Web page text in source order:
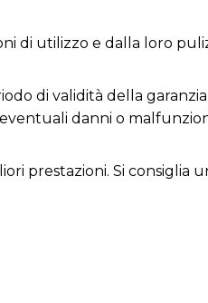
di utilizzo e dalla loro
di validità della
danni o
prestazioni. Si consiglia